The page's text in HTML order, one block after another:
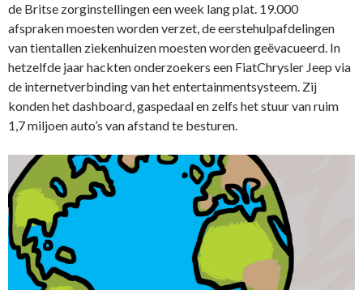
de Britse zorginstellingen een week lang plat. 19.000
afspraken moesten worden verzet, de eerstehulpafdelingen
van tientallen ziekenhuizen moesten worden geëvacueerd. In
hetzelfde jaar hackten onderzoekers een FiatChrysler Jeep via
de internetverbinding van het entertainmentsysteem. Zij
konden het dashboard, gaspedaal en zelfs het stuur van ruim
1,7 miljoen auto’s van afstand te besturen.